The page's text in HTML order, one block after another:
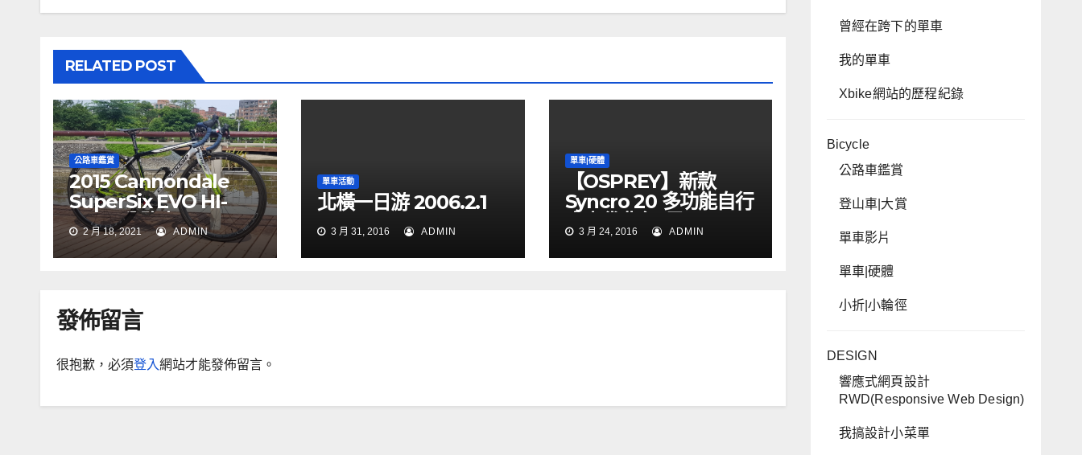
RELATED POST
公路車鑑賞
2015 Cannondale
SuperSix EVO HI-
MOD 公路車
2 月 18, 2021 ADMIN
單車活動
北橫一日游 2006.2.1
3 月 31, 2016 ADMIN
單車|硬體
【OSPREY】新款
Syncro 20 多功能自行
車水袋背包_黑
3 月 24, 2016 ADMIN
發佈留言
很抱歉，必須登入網站才能發佈留言。
曾經在跨下的單車
我的單車
Xbike網站的歷程紀錄
Bicycle
公路車鑑賞
登山車|大賞
單車影片
單車|硬體
小折|小輪徑
DESIGN
響應式網頁設計
RWD(Responsive Web Design)
我搞設計小菜單